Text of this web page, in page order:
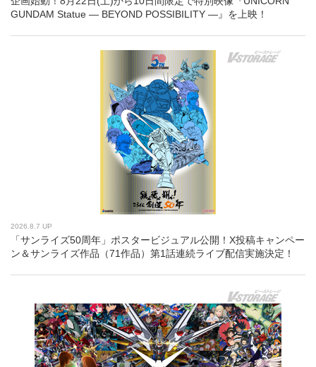
GUNDAM Statue ― BEYOND POSSIBILITY ―』を上映！
2026.8.7 UP
「サンライズ50周年」ポスタービジュアル公開！X投稿キャンペー
ン＆サンライズ作品（71作品）第1話連続ライブ配信実施決定！